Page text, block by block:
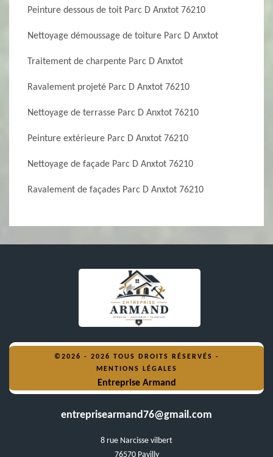
Peinture dessous de toit Parc D Anxtot 76210
Nettoyage démoussage de toiture Parc D Anxtot
Traitement de charpente Parc D Anxtot
Ravalement projeté Parc D Anxtot 76210
Nettoyage de terrasse Parc D Anxtot 76210
Peinture extérieure Parc D Anxtot 76210
Nettoyage de façade Parc D Anxtot 76210
Ravalement de façades Parc D Anxtot 76210
©2026 - 2026 TOUS DROITS RÉSERVÉS -
MENTIONS LÉGALES
Entreprise Armand
entreprisearmand76@gmail.com
8 rue Narcisse vilbert
76570 Pavilly